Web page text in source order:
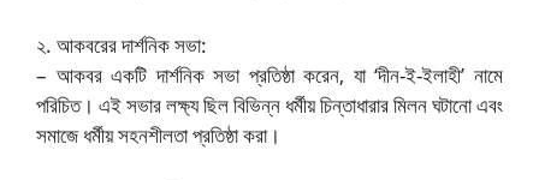
২. আকবরের দার্শনিক সভা:
– আকবর একটি দার্শনিক সভা প্রতিষ্ঠা করেন, যা ‘দীন-ই-ইলাহী’ নামে
পরিচিত। এই সভার লক্ষ্য ছিল বিভিন্ন ধর্মীয় চিন্তাধারার মিলন ঘটানো এবং
সমাজে ধর্মীয় সহনশীলতা প্রতিষ্ঠা করা।